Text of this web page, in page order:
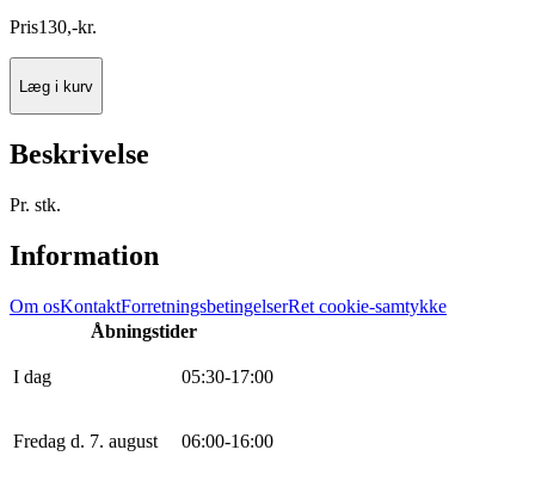
Pris130,-kr.
Læg i kurv
Beskrivelse
Pr. stk.
Information
Om osKontaktForretningsbetingelserRet cookie-samtykke
Åbningstider
I dag 05:30-17:00
Fredag d. 7. august 06:00-16:00